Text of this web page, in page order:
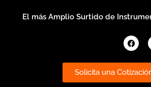
El más Amplio Surtido de
Solicita una